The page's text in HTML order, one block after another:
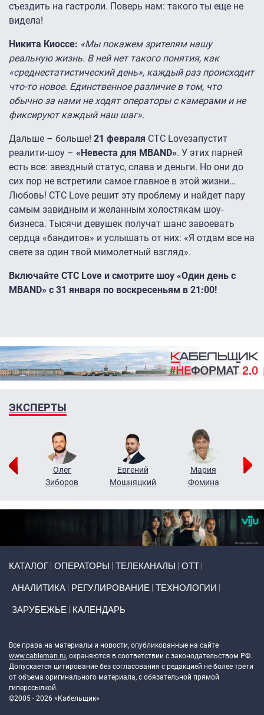
съездить на гастроли. Поверь нам: такого ты еще не
видела!
Никита Киоссе: «Мы покажем зрителям нашу
реальную жизнь. В ней нет такого понятия, как
«среднестатистический день», каждый раз происходит
что-то новое. Единственное различие в том, что
обычно за нами не ходят операторы с камерами и не
фиксируют каждый наш шаг».
Дальше – больше! 21 февраля СТС Loveзапустит
реалити-шоу – «Невеста для MBAND». У этих парней
есть все: звездный статус, слава и деньги. Но они до
сих пор не встретили самое главное в этой жизни…
Любовь! СТС Love решит эту проблему и найдет пару
самым завидным и желанным холостякам шоу-
бизнеса. Тысячи девушек получат шанс завоевать
сердца «бандитов» и услышать от них: «Я отдам все на
свете за один твой мимолетный взгляд».
Включайте СТС Love и смотрите шоу «Один день с
MBAND» с 31 января по воскресеньям в 21:00!
ЭКСПЕРТЫ
Олег
Зиборов
Евгений
Мошняцкий
Мария
Фомина
КАТАЛОГ ОПЕРАТОРЫ ТЕЛЕКАНАЛЫ ОТТ
АНАЛИТИКА РЕГУЛИРОВАНИЕ ТЕХНОЛОГИИ
ЗАРУБЕЖЬЕ КАЛЕНДАРЬ
Все права на материалы и новости, опубликованные на сайте
www.cableman.ru, охраняются в соответствии с законодательством РФ.
Допускается цитирование без согласования с редакцией не более трети
от объема оригинального материала, с обязательной прямой
гиперссылкой.
©2005 - 2026 «Кабельщик»